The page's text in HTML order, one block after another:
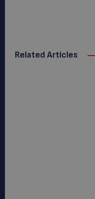
Related Articles